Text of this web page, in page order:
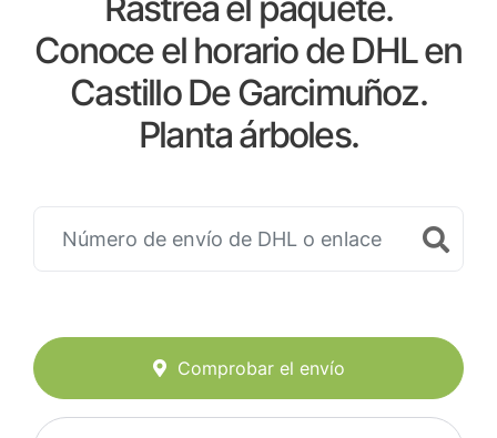
Conoce el horario de DHL en
Castillo De Garcimuñoz.
Planta árboles.
Comprobar el envío